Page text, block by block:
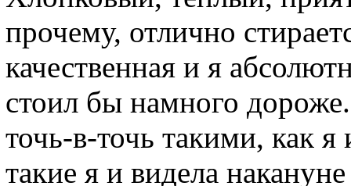
прочему, отлично
качественная и я
стоил бы намного
точь-в-точь такими, как
такие я и видела